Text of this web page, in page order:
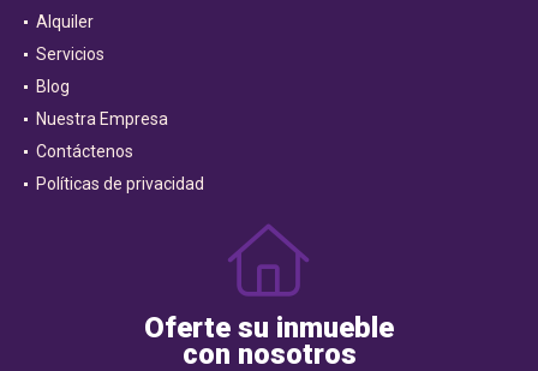
Alquiler
Servicios
Blog
Nuestra Empresa
Contáctenos
Políticas de privacidad
Oferte su inmueble
con nosotros